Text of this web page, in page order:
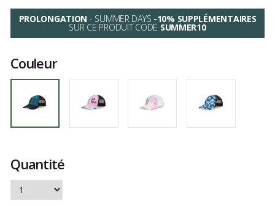
PROLONGATION - SUMMER DAYS -10% SUPPLÉMENTAIRES
SUR CE PRODUIT CODE SUMMER10
Couleur
Quantité